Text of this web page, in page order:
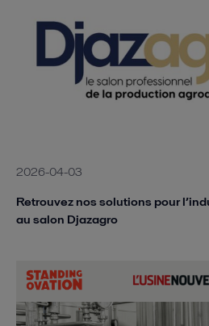
2026-04-03
Retrouvez nos solutions pour
au salon Djazagro